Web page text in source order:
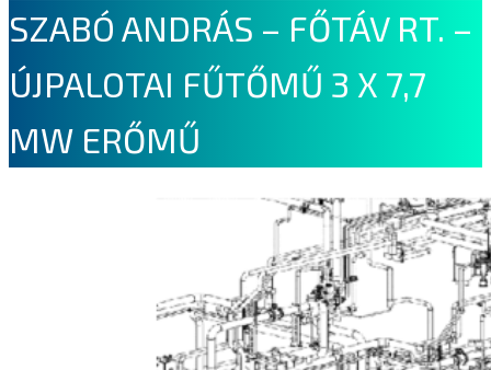
SZABÓ ANDRÁS – FŐTÁV RT. –
ÚJPALOTAI FŰTŐMŰ 3 X 7,7
MW ERŐMŰ